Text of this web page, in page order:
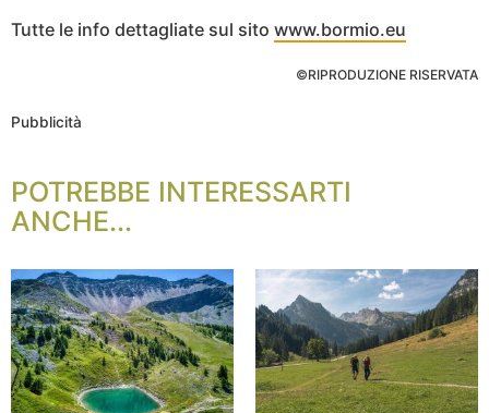
Tutte le info dettagliate sul sito www.bormio.eu
©RIPRODUZIONE RISERVATA
Pubblicità
POTREBBE INTERESSARTI
ANCHE...